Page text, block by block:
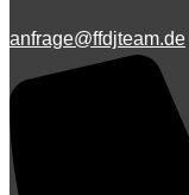
anfrage@ffdjteam.de